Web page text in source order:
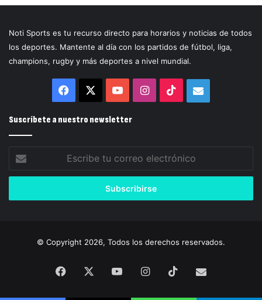
Noti Sports es tu recurso directo para horarios y noticias de todos
los deportes. Mantente al día con los partidos de fútbol, liga,
champions, rugby y más deportes a nivel mundial.
Facebook YouTubeInstagram
TikTokCorreo
Suscríbete a nuestro newsletter
correo
© Copyright 2026, Todos los derechos reservados.
Facebook YouTubeInstagram
TikTokCorreo